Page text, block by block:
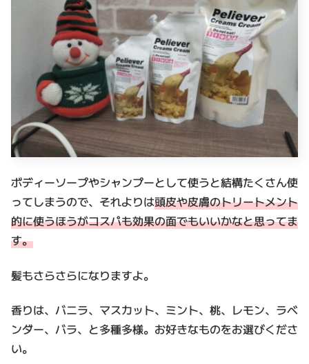
ボディーソープやシャンプーとして使うと結構たくさん使
ってしまうので、それよりは頭皮や皮膚のトリートメント
的に使うほうがコスパも効果の面でもいいかなと思ってま
す。
髪もさらさらになりますよ。
香りは、バニラ、マスカット、ミント、桃、レモン、ラベ
ンダー、バラ、と多種多様。お好きなものをお選びくださ
い。